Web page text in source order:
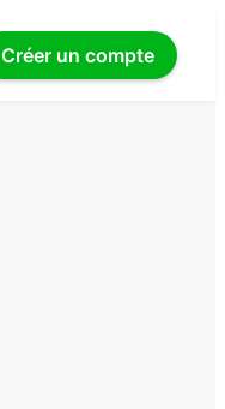
Créer un compte